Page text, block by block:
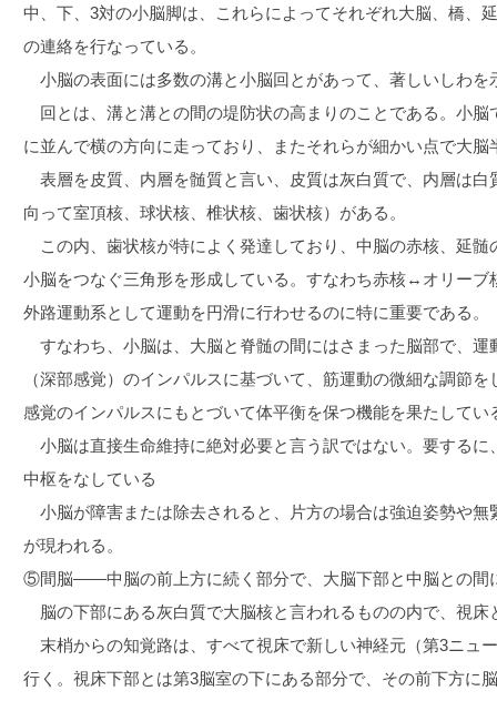
中、下、3対の小脳脚は、これらによってそれぞれ大脳、橋、
の連絡を行なっている。
小脳の表面には多数の溝と小脳回とがあって、著しいしわを
回とは、溝と溝との間の堤防状の高まりのことである。小脳
に並んで横の方向に走っており、またそれらが細かい点で大
表層を皮質、内層を髄質と言い、皮質は灰白質で、内層は白
向って室頂核、球状核、椎状核、歯状核）がある。
この内、歯状核が特によく発達しており、中脳の赤核、延髄
小脳をつなぐ三角形を形成している。すなわち赤核↔オリー
外路運動系として運動を円滑に行わせるのに特に重要である。
すなわち、小脳は、大脳と脊髄の間にはさまった脳部で、運
（深部感覚）のインパルスに基づいて、筋運動の微細な調節
感覚のインパルスにもとづいて体平衡を保つ機能を果たしてい
小脳は直接生命維持に絶対必要と言う訳ではない。要するに
中枢をなしている
小脳が障害または除去されると、片方の場合は強迫姿勢や無
が現われる。
⑤間脳――中脳の前上方に続く部分で、大脳下部と中脳との間
脳の下部にある灰白質で大脳核と言われるものの内で、視床
末梢からの知覚路は、すべて視床で新しい神経元（第3ニュ
行く。視床下部とは第3脳室の下にある部分で、その前下方に